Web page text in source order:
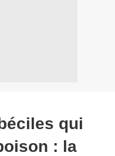
qui
: la